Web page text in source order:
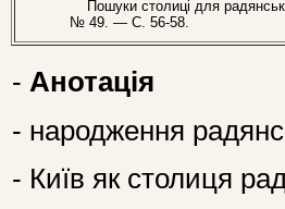
Пошуки столиці для
№ 49. — С. 56-58.
- Анотація
- народження
- Київ як столиця